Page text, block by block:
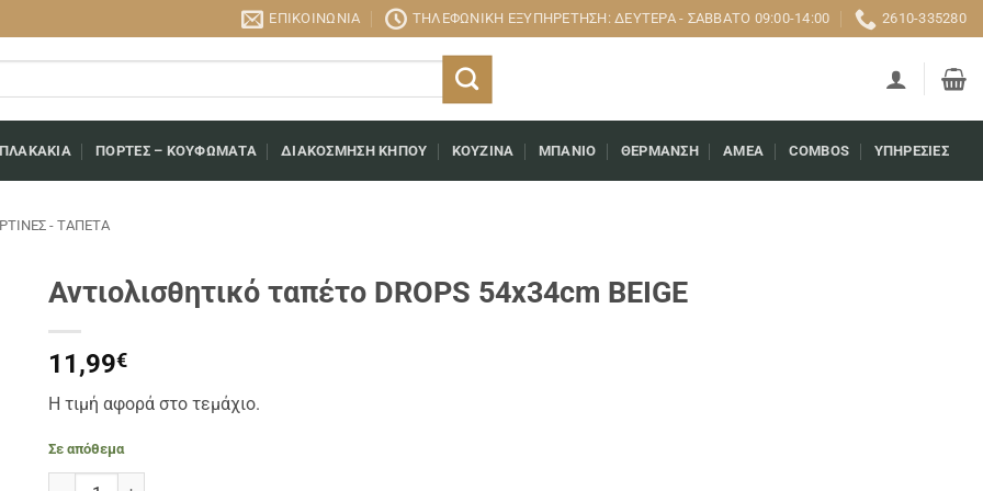
ΕΠΙΚΟΙΝΩΝΊΑ ΤΗΛΕΦΩΝΙΚΉ ΕΞΥΠΗΡΈΤΗΣΗ: ΔΕΥΤΈΡΑ - ΣΆΒΒΑΤΟ 09:00-14:00 2610-335280
ΠΌΡΤΕΣ – ΚΟΥΦΏΜΑΤΑ ΔΙΑΚΌΣΜΗΣΗ ΚΉΠΟΥ ΚΟΥΖΊΝΑ ΜΠΆΝΙΟ ΘΈΡΜΑΝΣΗ AMEA COMBOS ΥΠΗΡΕΣΊΕΣ
- ΤΑΠΈΤΑ
Αντιολισθητικό ταπέτο DROPS 54x34cm BEIGE
11,99€
Η τιμή αφορά στο τεμάχιο.
Σε απόθεμα
Αντιολισθητικό ταπέτο DROPS 54x34cm BEIGE ποσότητα